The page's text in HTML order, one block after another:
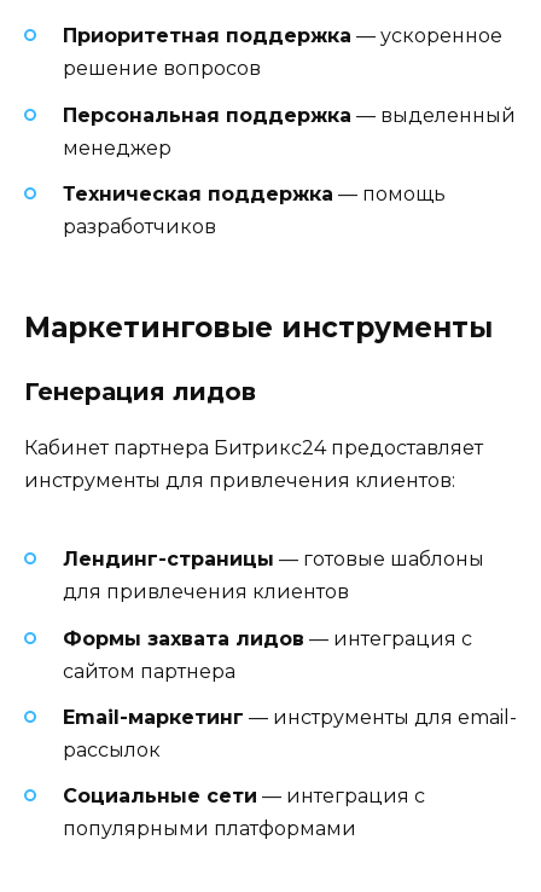
Приоритетная поддержка — ускоренное
решение вопросов
Персональная поддержка — выделенный
менеджер
Техническая поддержка — помощь
разработчиков
Маркетинговые инструменты
Генерация лидов
Кабинет партнера Битрикс24 предоставляет
инструменты для привлечения клиентов:
Лендинг-страницы — готовые шаблоны
для привлечения клиентов
Формы захвата лидов — интеграция с
сайтом партнера
Email-маркетинг — инструменты для email-
рассылок
Социальные сети — интеграция с
популярными платформами